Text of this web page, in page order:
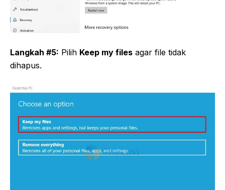
Langkah #5: Pilih Keep my files agar file tidak
dihapus.